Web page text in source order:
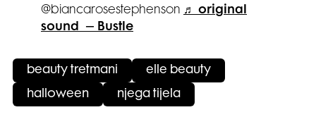
@biancarosestephenson ♬ original
sound – Bustle
beauty tretmani elle beauty
halloween njega tijela